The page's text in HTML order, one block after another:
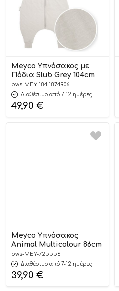
Meyco Υπνόσακος με
Πόδια Slub Grey 104cm
bws-MEY-184.187.49.06
Διαθέσιμο από 7-12 ημέρες
49,90 €
Meyco Υπνόσακος
Animal Multicolour 86cm
bws-MEY-725556
Διαθέσιμο από 7-12 ημέρες
39,90 €